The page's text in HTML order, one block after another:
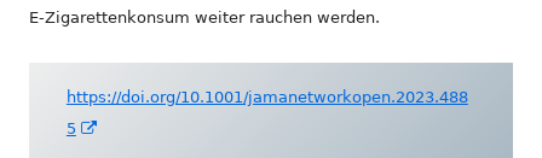
E-Zigarettenkonsum weiter rauchen werden.
https://doi.org/10.1001/jamanetworkopen.2023.488
5